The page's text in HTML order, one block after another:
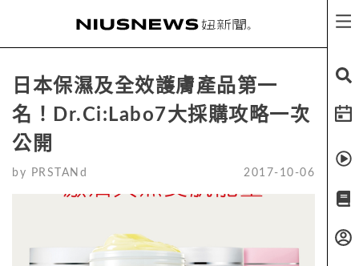
日本保濕及全效護膚產品第一
名！Dr.Ci:Labo7大採購攻略一次
公開
by PRSTANd 2017-10-06